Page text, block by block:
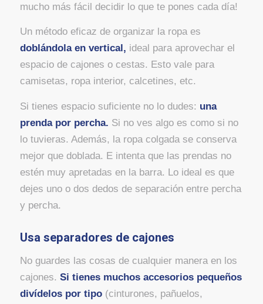
mucho más fácil decidir lo que te pones cada día!
Un método eficaz de organizar la ropa es
doblándola en vertical, ideal para aprovechar el
espacio de cajones o cestas. Esto vale para
camisetas, ropa interior, calcetines, etc.
Si tienes espacio suficiente no lo dudes: una
prenda por percha. Si no ves algo es como si no
lo tuvieras. Además, la ropa colgada se conserva
mejor que doblada. E intenta que las prendas no
estén muy apretadas en la barra. Lo ideal es que
dejes uno o dos dedos de separación entre percha
y percha.
Usa separadores de cajones
No guardes las cosas de cualquier manera en los
cajones. Si tienes muchos accesorios pequeños
divídelos por tipo(cinturones, pañuelos,